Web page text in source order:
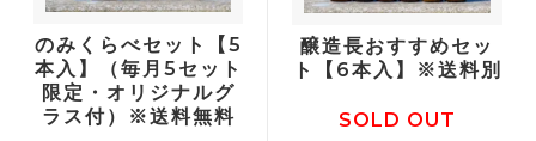
のみくらべセット【5
本入】（毎月5セット
限定・オリジナルグ
ラス付）※送料無料
醸造長おすすめセッ
ト【6本入】※送料別
SOLD OUT